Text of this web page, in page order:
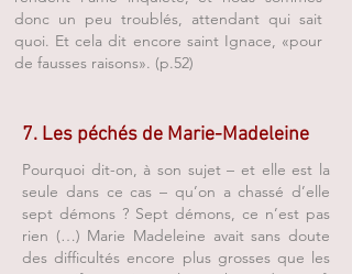
donc un peu troublés, attendant qui sait
quoi. Et cela dit encore saint Ignace, «pour
de fausses raisons». (p.52)
7. Les péchés de Marie-Madeleine
Pourquoi dit-on, à son sujet – et elle est la
seule dans ce cas – qu’on a chassé d’elle
sept démons ? Sept démons, ce n’est pas
rien (…) Marie Madeleine avait sans doute
des difficultés encore plus grosses que les